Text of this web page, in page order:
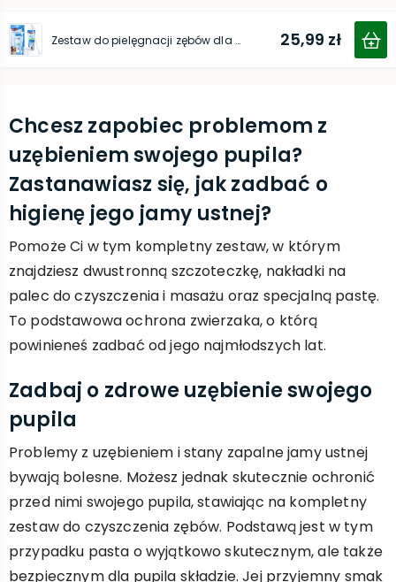
Zestaw do pielęgnacji zębów dla psa 25,99 zł
Chcesz zapobiec problemom z
uzębieniem swojego pupila?
Zastanawiasz się, jak zadbać o
higienę jego jamy ustnej?
Pomoże Ci w tym kompletny zestaw, w którym
znajdziesz dwustronną szczoteczkę, nakładki na
palec do czyszczenia i masażu oraz specjalną pastę.
To podstawowa ochrona zwierzaka, o którą
powinieneś zadbać od jego najmłodszych lat.
Zadbaj o zdrowe uzębienie swojego
pupila
Problemy z uzębieniem i stany zapalne jamy ustnej
bywają bolesne. Możesz jednak skutecznie ochronić
przed nimi swojego pupila, stawiając na kompletny
zestaw do czyszczenia zębów. Podstawą jest w tym
przypadku pasta o wyjątkowo skutecznym, ale także
bezpiecznym dla pupila składzie. Jej przyjemny smak